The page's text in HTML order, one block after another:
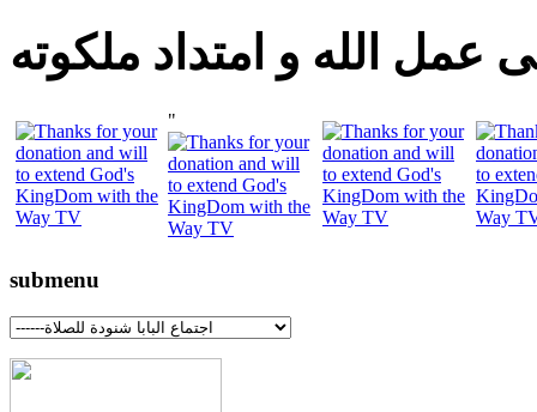
عمل الله و امتداد ملكوته
"
submenu